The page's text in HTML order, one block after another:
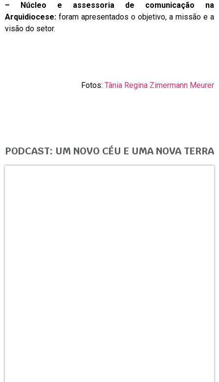
– Núcleo e assessoria de comunicação na
Arquidiocese: foram apresentados o objetivo, a missão e a
visão do setor.
Fotos: Tânia Regina Zimermann Meurer
PODCAST: UM NOVO CÉU E UMA NOVA TERRA